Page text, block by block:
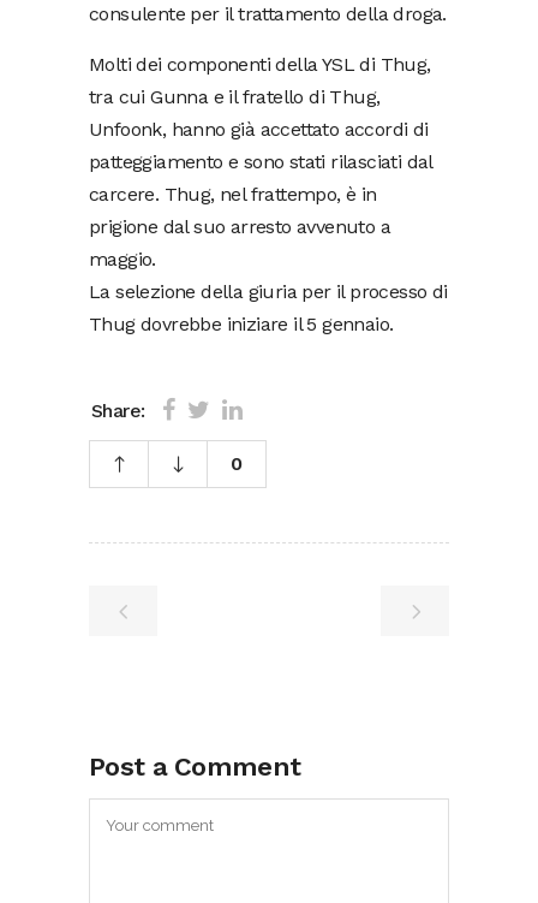
consulente per il trattamento della droga.
Molti dei componenti della YSL di Thug,
tra cui Gunna e il fratello di Thug,
Unfoonk, hanno già accettato accordi di
patteggiamento e sono stati rilasciati dal
carcere. Thug, nel frattempo, è in
prigione dal suo arresto avvenuto a
maggio.
La selezione della giuria per il processo di
Thug dovrebbe iniziare il 5 gennaio.
Share:
0
Post a Comment